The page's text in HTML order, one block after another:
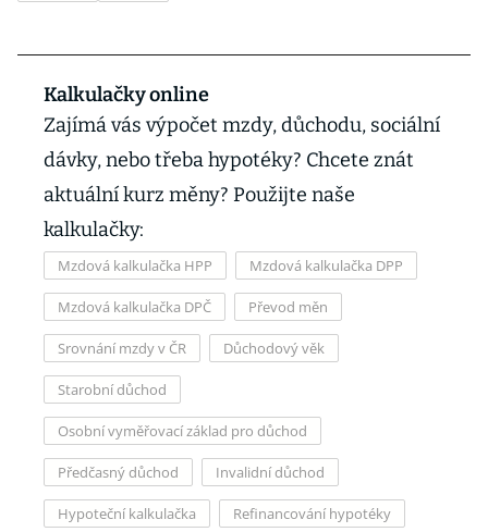
Kalkulačky online
Zajímá vás výpočet mzdy, důchodu, sociální
dávky, nebo třeba hypotéky? Chcete znát
aktuální kurz měny? Použijte naše
kalkulačky:
Mzdová kalkulačka HPP Mzdová kalkulačka DPP
Mzdová kalkulačka DPČ Převod měn
Srovnání mzdy v ČR Důchodový věk
Starobní důchod
Osobní vyměřovací základ pro důchod
Předčasný důchod Invalidní důchod
Hypoteční kalkulačka Refinancování hypotéky